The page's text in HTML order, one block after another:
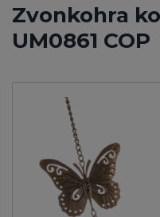
Zvonkohra
UM0861 COP